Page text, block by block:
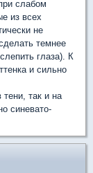
слабом
из всех
не
темнее
глаза). К
и сильно
так и на
синевато-